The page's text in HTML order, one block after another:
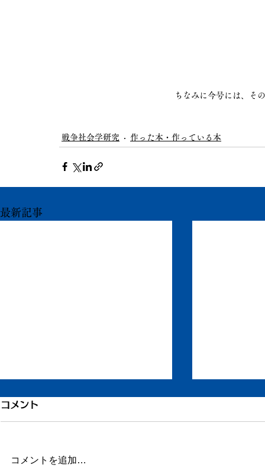
ちなみに今号には、そ
戦争社会学研究 作った本・作っている本
最新記事
1200件目、書いている本の
こと
ります。 ここまで約5年間。
コメント
コメントを追加…